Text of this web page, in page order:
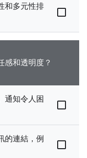
和多元性排
感和透明度？
通知令人困
的連結，例